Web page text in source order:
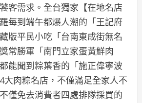
客需求。全台獨家【在地名店
每到端午都爆人潮的「王記府
版平民小吃「台南東成街無名
常勝軍「南門立家蛋黃鮮肉
能聞到粽葉香的「施正偉寧波
大肉粽名店，不僅滿足全家人不
僅免去消費者四處排隊採買的